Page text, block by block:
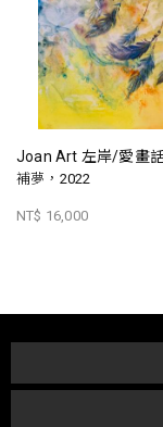
Joan Art 左岸/愛畫
補夢，2022
NT$ 16,000